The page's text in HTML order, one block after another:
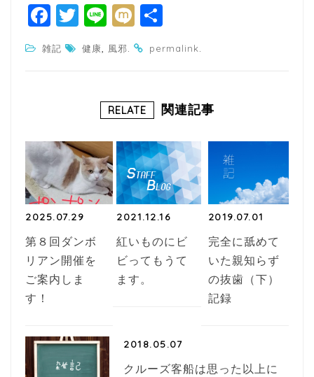
F
a
c
o
k
T
w
itt
Li
n
e
M
ixi
有
雑記 健康, 風邪. permalink.
RELATE 関連記事
2025.07.29
第８回ダンボ
リアン開催を
ご案内しま
す！
2021.12.16
紅いものにビ
ビってもうて
ます。
2019.07.01
完全に舐めて
いた親知らず
の抜歯（下）
記録
2018.05.07
クルーズ客船は思った以上に